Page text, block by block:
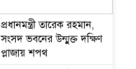
প্রধানমন্ত্রী তারেক রহমান,
সংসদ ভবনের উন্মুক্ত দক্ষিণ
প্লাজায় শপথ